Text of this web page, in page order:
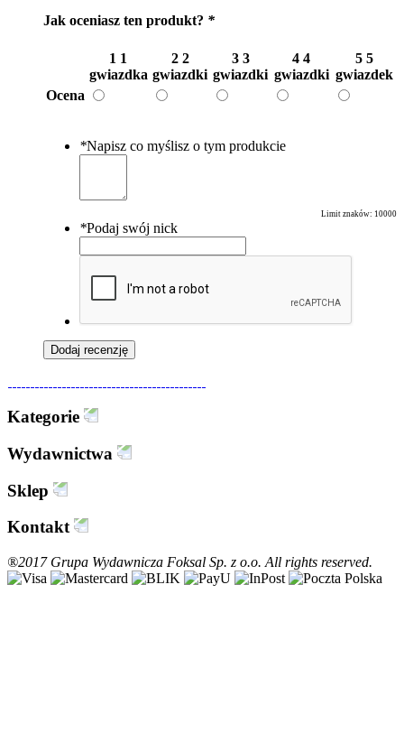
Jak oceniasz ten produkt? *
1 1
gwiazdka
2 2
gwiazdki
3 3
gwiazdki
4 4
gwiazdki
5 5
gwiazdek
Ocena
*Napisz co myślisz o tym produkcie
Limit znaków: 10000
*Podaj swój nick
Dodaj recenzję
Kategorie
Wydawnictwa
Sklep
Kontakt
®2017 Grupa Wydawnicza Foksal Sp. z o.o. All rights reserved.